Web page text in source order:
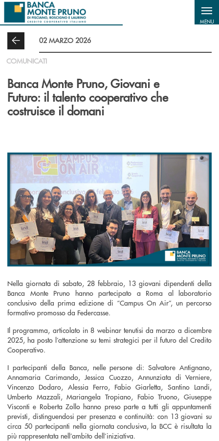
Salta al contenuto principale
MENU
02 MARZO 2026
COMUNICATI
Banca Monte Pruno, Giovani e
Futuro: il talento cooperativo che
costruisce il domani
Nella giornata di sabato, 28 febbraio, 13 giovani dipendenti della
Banca Monte Pruno hanno partecipato a Roma al laboratorio
conclusivo della prima edizione di “Campus On Air”, un percorso
formativo promosso da Federcasse.
Il programma, articolato in 8 webinar tenutisi da marzo a dicembre
2025, ha posto l’attenzione su temi strategici per il futuro del Credito
Cooperativo.
I partecipanti della Banca, nelle persone di: Salvatore Antignano,
Annamaria Carimando, Jessica Cuozzo, Annunziata di Verniere,
Vincenzo Dodaro, Alessia Ferro, Fabio Giarletta, Santino Landi,
Umberto Mazzali, Mariangela Tropiano, Fabio Truono, Giuseppe
Visconti e Roberta Zollo hanno preso parte a tutti gli appuntamenti
previsti, distinguendosi per presenza e continuità: con 13 giovani su
circa 50 partecipanti nella giornata conclusiva, la BCC è risultata la
più rappresentata nell’ambito dell’iniziativa.